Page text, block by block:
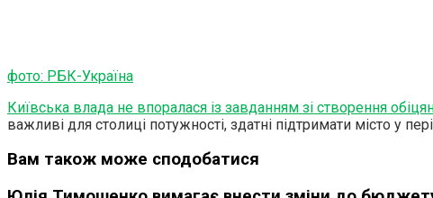
фото: РБК-Україна
Київська влада не впоралася із завданням зі створення
важливі для столиці потужності, здатні підтримати місто у
Вам також може сподобатися